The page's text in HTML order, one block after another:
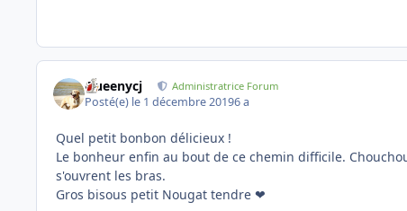
Queenycj Administratrice Forum
Posté(e) le 1 décembre 20196 a
Quel petit bonbon délicieux !
Le bonheur enfin au bout de ce chemin difficile.
s'ouvrent les bras.
Gros bisous petit Nougat tendre ❤